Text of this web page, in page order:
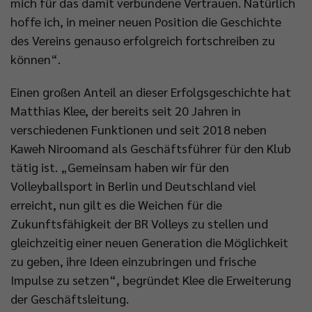
hoffe ich, in meiner neuen Position die Geschichte
des Vereins genauso erfolgreich fortschreiben zu
können“.
Einen großen Anteil an dieser Erfolgsgeschichte hat
Matthias Klee, der bereits seit 20 Jahren in
verschiedenen Funktionen und seit 2018 neben
Kaweh Niroomand als Geschäftsführer für den Klub
tätig ist. „Gemeinsam haben wir für den
Volleyballsport in Berlin und Deutschland viel
erreicht, nun gilt es die Weichen für die
Zukunftsfähigkeit der BR Volleys zu stellen und
gleichzeitig einer neuen Generation die Möglichkeit
zu geben, ihre Ideen einzubringen und frische
Impulse zu setzen“, begründet Klee die Erweiterung
der Geschäftsleitung.